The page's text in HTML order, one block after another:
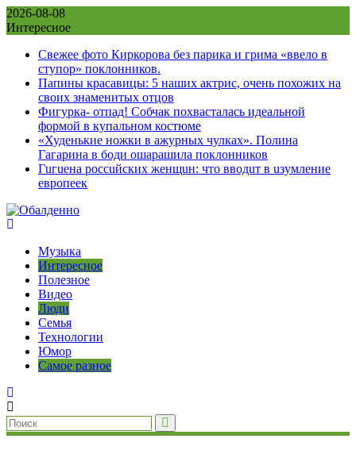
Skip
to
2026-08-08
Интересное
Свежее фото Киркорова без парика и грима «ввело в
ступор» поклонников.
Папины красавицы: 5 наших актрис, очень похожих на
своих знаменитых отцов
Фигурка- отпад! Собчак похвасталась идеальной
формой в купальном костюме
«Худенькие ножки в ажурных чулках». Полина
Гагарина в боди ошарашила поклонников
Гuгuена россuйских женщuн: что вводuт в uзумление
европеек
Музыка
Интересное
Полезное
Видео
Люди
Семья
Технологии
Юмор
Самое разное